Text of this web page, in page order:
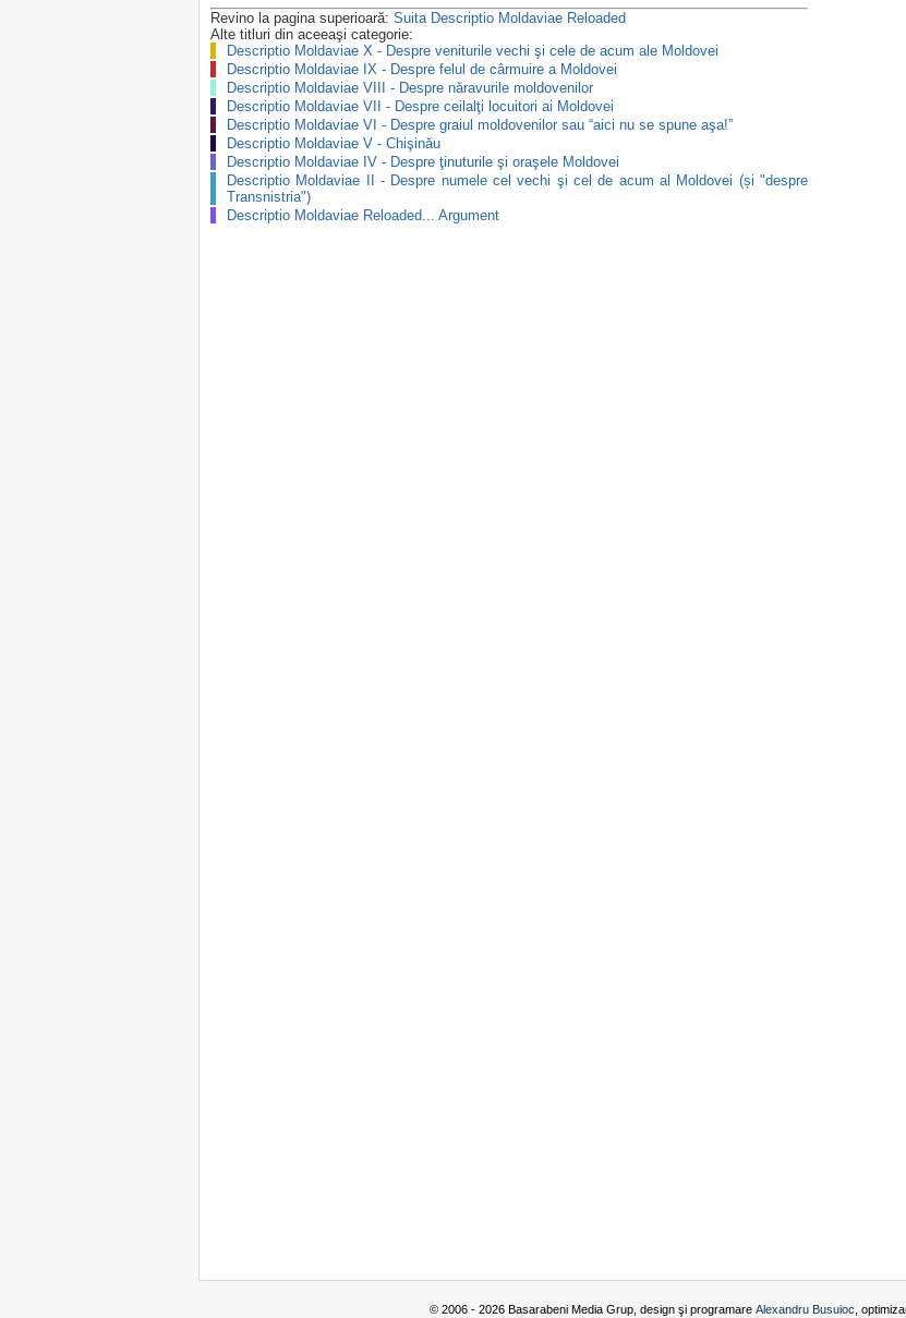
Revino la pagina superioară: Suita Descriptio Moldaviae Reloaded
Alte titluri din aceeaşi categorie:
Descriptio Moldaviae X - Despre veniturile vechi şi cele de acum ale Moldovei
Descriptio Moldaviae IX - Despre felul de cârmuire a Moldovei
Descriptio Moldaviae VIII - Despre năravurile moldovenilor
Descriptio Moldaviae VII - Despre ceilalţi locuitori ai Moldovei
Descriptio Moldaviae VI - Despre graiul moldovenilor sau “aici nu se spune aşa!”
Descriptio Moldaviae V - Chişinău
Descriptio Moldaviae IV - Despre ţinuturile şi oraşele Moldovei
Descriptio Moldaviae II - Despre numele cel vechi şi cel de acum al Moldovei (și "despre
Transnistria")
Descriptio Moldaviae Reloaded... Argument
© 2006 - 2026 Basarabeni Media Grup, design şi programare Alexandru Busuioc ,